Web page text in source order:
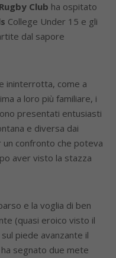
Club ha ospitato
College Under 15 e gli
dal sapore
ininterrotta, come a
a loro più familiare, i
presentati entusiasti
e diversa dai
un confronto che poteva
aver visto la stazza
e la voglia di ben
(quasi eroico visto il
piede avanzante il
segnato due mete